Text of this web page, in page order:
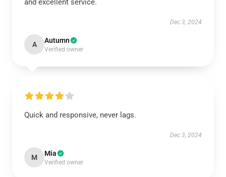
and excellent service.
Dec 3, 2024
A Autumn
Verified owner
Quick and responsive, never lags.
Dec 3, 2024
M Mia
Verified owner